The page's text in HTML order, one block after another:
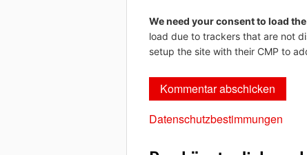
We need your consent to load
load due to trackers that are not
setup the site with their CMP to
Datenschutzbestimmungen